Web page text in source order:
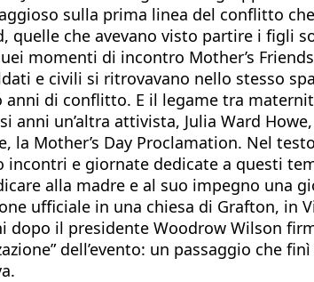
sulla prima linea del conflitto
quelle che avevano visto partire i figli
momenti di incontro Mother’s
e civili si ritrovavano nello stesso
di conflitto. E il legame tra
anni un’altra attivista, Julia Ward
Mother’s Day Proclamation. Nel
e giornate dedicate a questi
alla madre e al suo impegno una
ufficiale in una chiesa di Grafton, in
dopo il presidente Woodrow Wilson
dell’evento: un passaggio che